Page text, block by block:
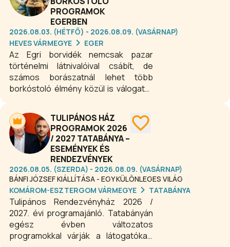
PROGRAMOK
EGERBEN
2026.08.03. (HÉTFŐ) - 2026.08.09. (VASÁRNAP)
HEVES VÁRMEGYE
EGER
Az Egri borvidék nemcsak pazar
történelmi látnivalóival csábít, de
számos borászatnál lehet több
borkóstoló élmény közül is válogatni.
borokat, és nem barangolta be Eger
csodálatos városát, épp itt az ideje! A
borkóstoló programokon az egri
borok 29 fajtáját lehet megkóstolni,
34 egri pincészetet lehet felkeresni,
52 borkóstoló ajánlat közül lehet
választani. A legjobb pincészetek,
borok és borkóstolók várják Egerben.
TULIPÁNOS HÁZ
PROGRAMOK 2026
/ 2027 TATABÁNYA –
ESEMÉNYEK ÉS
RENDEZVÉNYEK
2026.08.05. (SZERDA) - 2026.08.09. (VASÁRNAP)
BÁNFI JÓZSEF KIÁLLÍTÁSA - EGY KÜLÖNLEGES VILÁG
KOMÁROM-ESZTERGOM VÁRMEGYE
TATABÁNYA
Tulipános Rendezvényház 2026 /
2027. évi programajánló. Tatabányán
egész évben változatos
programokkal várják a látogatókat: